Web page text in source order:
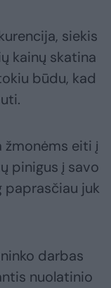
siekis
kainų skatina
būdu, kad
žmonėms eiti į
pinigus į savo
paprasčiau juk
darbas
nuolatinio